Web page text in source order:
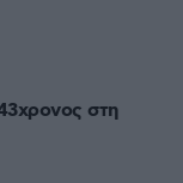
στη